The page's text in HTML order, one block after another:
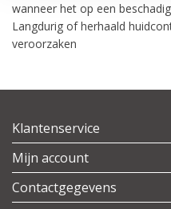
wanneer het op een
Langdurig of herhaald
veroorzaken
Klantenservice
Mijn account
Contactgegevens